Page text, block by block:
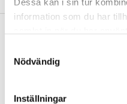
Dessa kan i sin tur
information som du har
Nödvändig
Inställningar